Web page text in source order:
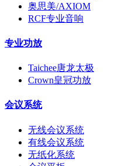
奥思美/AXIOM
RCF专业音响
专业功放
Taichee唐龙太极
Crown皇冠功放
会议系统
无线会议系统
有线会议系统
无纸化系统